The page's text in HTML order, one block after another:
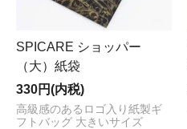
SPICARE ショッパー
（大）紙袋
330円(内税)
高級感のあるロゴ入り紙製ギ
フトバッグ 大きいサイズ